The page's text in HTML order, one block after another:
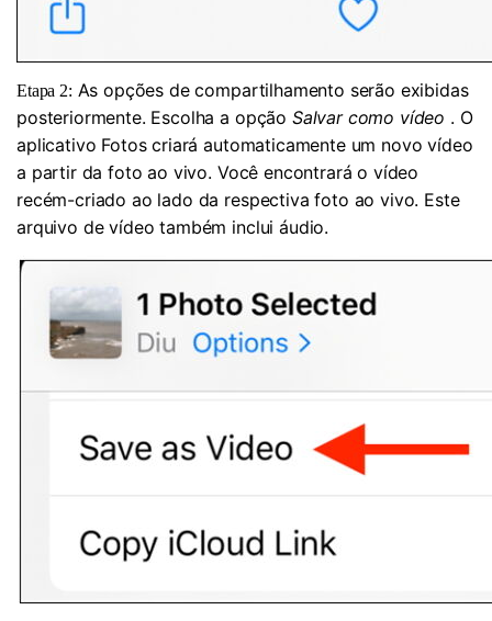
Etapa 2: As opções de compartilhamento serão exibidas
posteriormente. Escolha a opção Salvar como vídeo . O
aplicativo Fotos criará automaticamente um novo vídeo
a partir da foto ao vivo. Você encontrará o vídeo
recém-criado ao lado da respectiva foto ao vivo. Este
arquivo de vídeo também inclui áudio.